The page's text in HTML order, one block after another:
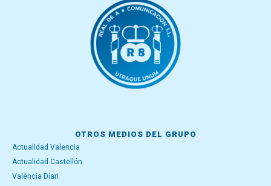
OTROS MEDIOS DEL GRUPO
Actualidad Valencia
Actualidad Castellón
València Diari